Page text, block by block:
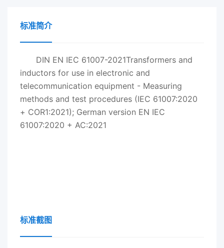
标准简介
DIN EN IEC 61007-2021Transformers and
inductors for use in electronic and
telecommunication equipment - Measuring
methods and test procedures (IEC 61007:2020
+ COR1:2021); German version EN IEC
61007:2020 + AC:2021
标准截图